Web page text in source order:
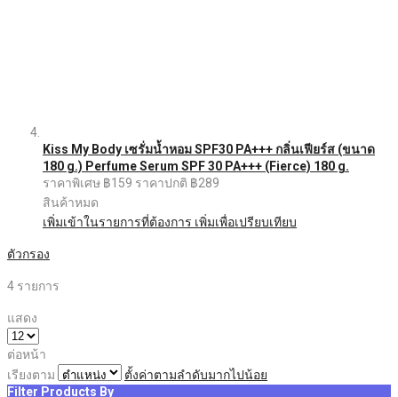
Kiss My Body เซรั่มน้ำหอม SPF30 PA+++ กลิ่นเฟียร์ส (ขนาด
180 g.) Perfume Serum SPF 30 PA+++ (Fierce) 180 g.
ราคาพิเศษ ฿159 ราคาปกติ ฿289
สินค้าหมด
เพิ่มเข้าในรายการที่ต้องการ เพิ่มเพื่อเปรียบเทียบ
ตัวกรอง
4 รายการ
แสดง
ต่อหน้า
เรียงตาม
ตั้งค่าตามลำดับมากไปน้อย
Filter Products By